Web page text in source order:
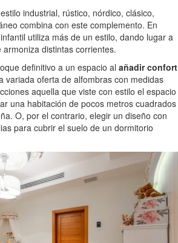
industrial, rústico, nórdico, clásico,
combina con este complemento. En
utiliza más de un estilo, dando lugar a
distintas corrientes.
definitivo a un espacio al añadir confort
variada oferta de alfombras con medidas
aquella que viste con estilo el espacio
una habitación de pocos metros cuadrados
O, por el contrario, elegir un diseño con
para cubrir el suelo de un dormitorio